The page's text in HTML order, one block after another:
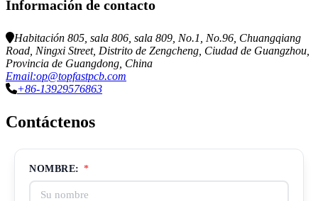
Información de contacto
Habitación 805, sala 806, sala 809, No.1, No.96, Chuangqiang
Road, Ningxi Street, Distrito de Zengcheng, Ciudad de Guangzhou,
Provincia de Guangdong, China
Email:op@topfastpcb.com
+86-13929576863
Contáctenos
NOMBRE: *